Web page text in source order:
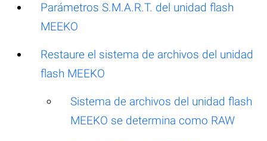
Parámetros S.M.A.R.T. del unidad flash
MEEKO
Restaure el sistema de archivos del unidad
flash MEEKO
Sistema de archivos del unidad flash
MEEKO se determina como RAW